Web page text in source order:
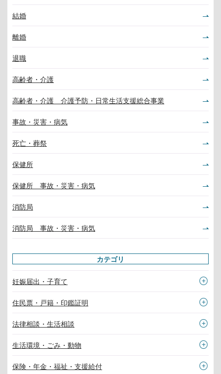
結婚
離婚
退職
高齢者・介護
高齢者・介護 介護予防・日常生活支援総合事業
事故・災害・病気
死亡・葬祭
保健所
保健所 事故・災害・病気
消防局
消防局 事故・災害・病気
カテゴリ
妊娠届出・子育て
住民票・戸籍・印鑑証明
法律相談・生活相談
生活環境・ごみ・動物
保険・年金・福祉・支援給付